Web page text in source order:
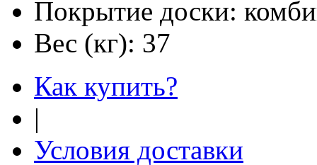
Покрытие доски:
Вес (кг): 37
Как купить?
|
Условия доставки